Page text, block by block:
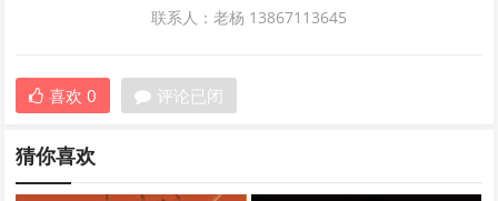
联系人：老杨 13867113645
喜欢 0 评论已闭
猜你喜欢